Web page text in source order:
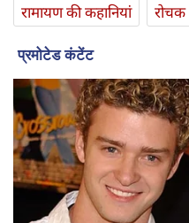
रामायण की कहानियां